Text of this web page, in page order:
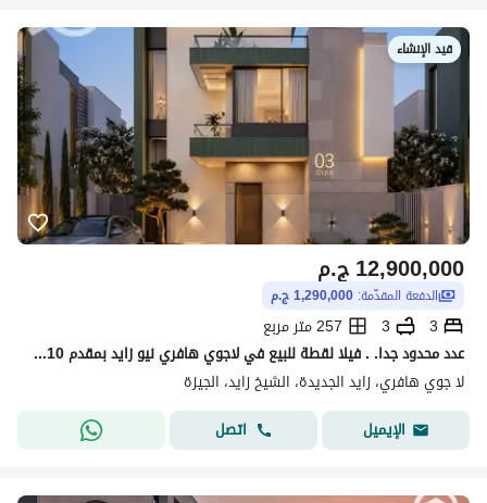
قيد الإنشاء
ج.م12,900,000
الدفعة المقدّمة: 1,290,000 ج.م
3
3
257 متر مربع
عدد محدود جدا. . فيلا لقطة للبيع في لاجوي هافري نيو زايد بمقدم 10% على 10 سنين
لا جوي هافري، زايد الجديدة، الشيخ زايد، الجيزة
الإيميل
اتصل